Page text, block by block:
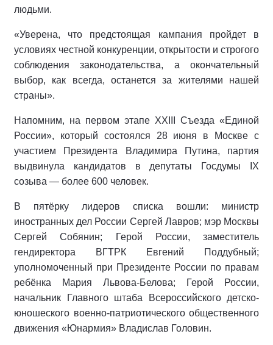
людьми.
«Уверена, что предстоящая кампания пройдет в
условиях честной конкуренции, открытости и строгого
соблюдения законодательства, а окончательный
выбор, как всегда, останется за жителями нашей
страны».
Напомним, на первом этапе XXIII Съезда «Единой
России», который состоялся 28 июня в Москве с
участием Президента Владимира Путина, партия
выдвинула кандидатов в депутаты Госдумы IX
созыва — более 600 человек.
В пятёрку лидеров списка вошли: министр
иностранных дел России Сергей Лавров; мэр Москвы
Сергей Собянин; Герой России, заместитель
гендиректора ВГТРК Евгений Поддубный;
уполномоченный при Президенте России по правам
ребёнка Мария Львова-Белова; Герой России,
начальник Главного штаба Всероссийского детско-
юношеского военно-патриотического общественного
движения «Юнармия» Владислав Головин.